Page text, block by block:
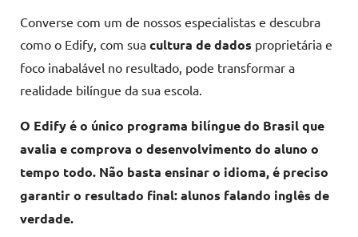
Converse com um de nossos especialistas e descubra
como o Edify, com sua cultura de dados proprietária e
foco inabalável no resultado, pode transformar a
realidade bilíngue da sua escola.
O Edify é o único programa bilíngue do Brasil que
avalia e comprova o desenvolvimento do aluno o
tempo todo. Não basta ensinar o idioma, é preciso
garantir o resultado final: alunos falando inglês de
verdade.